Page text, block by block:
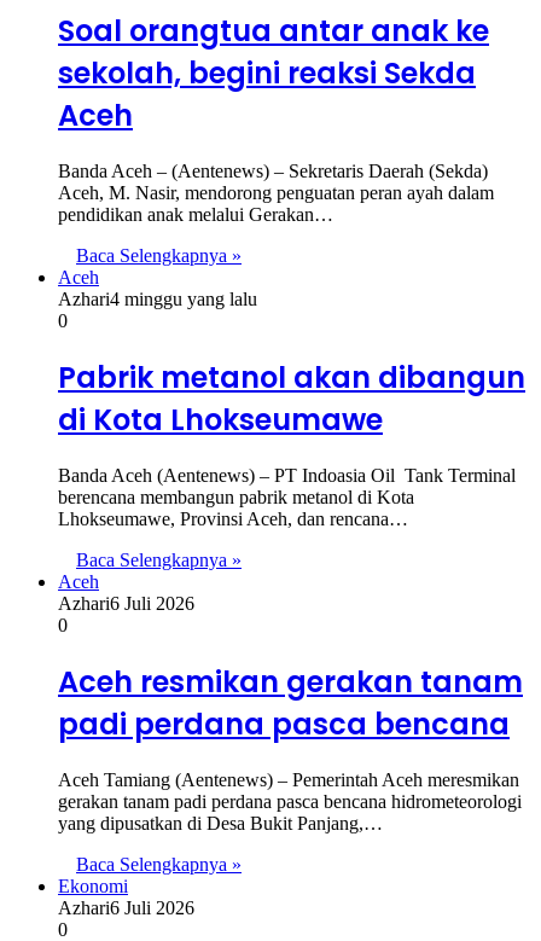
Soal orangtua antar anak ke
sekolah, begini reaksi Sekda
Aceh
Banda Aceh – (Aentenews) – Sekretaris Daerah (Sekda)
Aceh, M. Nasir, mendorong penguatan peran ayah dalam
pendidikan anak melalui Gerakan…
Baca Selengkapnya »
Aceh
Azhari4 minggu yang lalu
0
Pabrik metanol akan dibangun
di Kota Lhokseumawe
Banda Aceh (Aentenews) – PT Indoasia Oil Tank Terminal
berencana membangun pabrik metanol di Kota
Lhokseumawe, Provinsi Aceh, dan rencana…
Baca Selengkapnya »
Aceh
Azhari6 Juli 2026
0
Aceh resmikan gerakan tanam
padi perdana pasca bencana
Aceh Tamiang (Aentenews) – Pemerintah Aceh meresmikan
gerakan tanam padi perdana pasca bencana hidrometeorologi
yang dipusatkan di Desa Bukit Panjang,…
Baca Selengkapnya »
Ekonomi
Azhari6 Juli 2026
0